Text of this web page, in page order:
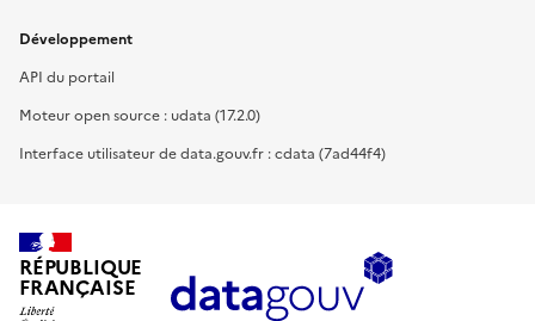
Développement
API du portail
Moteur open source : udata (17.2.0)
Interface utilisateur de data.gouv.fr : cdata (7ad44f4)
RÉPUBLIQUE
FRANÇAISE